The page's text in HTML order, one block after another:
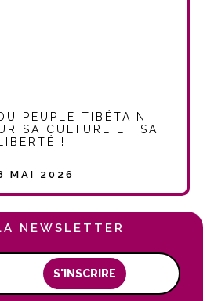
PEUPLE TIBÉTAIN
SA CULTURE ET SA
LIBERTÉ !
MAI 2026
NEWSLETTER
S'INSCRIRE